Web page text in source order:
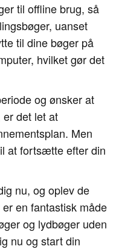
til offline brug, så
uanset
til dine bøger på
hvilket gør det
og ønsker at
det let at
Men
at fortsætte efter din
nu, og oplev de
en fantastisk måde
og lydbøger uden
nu og start din